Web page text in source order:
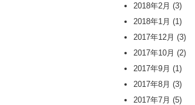
2018年2月 (3)
2018年1月 (1)
2017年12月 (3)
2017年10月 (2)
2017年9月 (1)
2017年8月 (3)
2017年7月 (5)